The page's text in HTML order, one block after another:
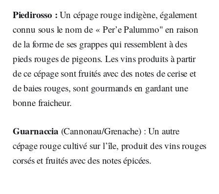
Piedirosso :Un cépage rouge indigène, également
connu sous le nom de « Per’e Palummo" en raison
de la forme de ses grappes qui ressemblent à des
pieds rouges de pigeons. Les vins produits à partir
de ce cépage sont fruités avec des notes de cerise et
de baies rouges, sont gourmands en gardant une
bonne fraicheur.
Guarnaccia (Cannonau/Grenache) : Un autre
cépage rouge cultivé sur l’île, produit des vins rouges
corsés et fruités avec des notes épicées.